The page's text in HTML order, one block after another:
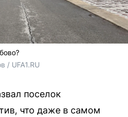
/ UFA1.RU
поселок
что даже в самом